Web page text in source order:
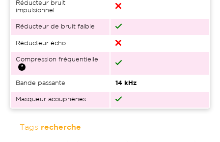
Réducteur bruit
impulsionnel
Réducteur de bruit faible
Réducteur écho
Compression fréquentielle
Bande passante 14 kHz
Masqueur acouphènes
Tags recherche